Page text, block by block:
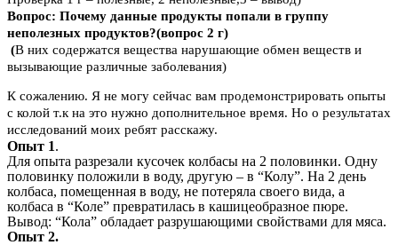
Вопрос: Почему данные продукты попали в группу
неполезных продуктов?(вопрос 2 г)
(В них содержатся вещества нарушающие обмен веществ и
вызывающие различные заболевания)
К сожалению. Я не могу сейчас вам продемонстрировать опыты
с колой т.к на это нужно дополнительное время. Но о результатах
исследований моих ребят расскажу.
Опыт 1.
Для опыта разрезали кусочек колбасы на 2 половинки. Одну
половинку положили в воду, другую – в “Колу”. На 2 день
колбаса, помещенная в воду, не потеряла своего вида, а
колбаса в “Коле” превратилась в кашицеобразное пюре.
Вывод: “Кола” обладает разрушающими свойствами для мяса.
Опыт 2.